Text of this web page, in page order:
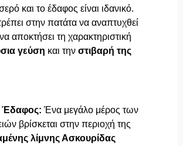
και το έδαφος είναι ιδανικό.
στην πατάτα να αναπτυχθεί
αποκτήσει τη χαρακτηριστική
γεύση και τηνστιβαρή της
Έδαφος: Ένα μεγάλο μέρος των
βρίσκεται στην περιοχή της
λίμνης Ασκουρίδας